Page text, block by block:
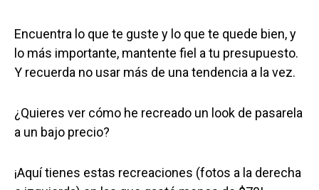
Encuentra lo que te guste y lo que te quede bien, y
lo más importante, mantente fiel a tu presupuesto.
Y recuerda no usar más de una tendencia a la vez.
¿Quieres ver cómo he recreado un look de pasarela
a un bajo precio?
¡Aquí tienes estas recreaciones (fotos a la derecha